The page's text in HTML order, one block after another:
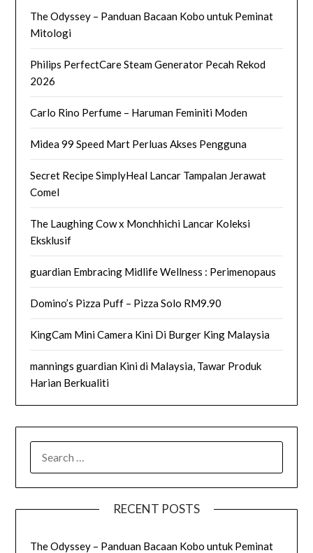
The Odyssey – Panduan Bacaan Kobo untuk Peminat
Mitologi
Philips PerfectCare Steam Generator Pecah Rekod
2026
Carlo Rino Perfume – Haruman Feminiti Moden
Midea 99 Speed Mart Perluas Akses Pengguna
Secret Recipe SimplyHeal Lancar Tampalan Jerawat
Comel
The Laughing Cow x Monchhichi Lancar Koleksi
Eksklusif
guardian Embracing Midlife Wellness : Perimenopaus
Domino’s Pizza Puff – Pizza Solo RM9.90
KingCam Mini Camera Kini Di Burger King Malaysia
mannings guardian Kini di Malaysia, Tawar Produk
Harian Berkualiti
FOR:
RECENT POSTS
The Odyssey – Panduan Bacaan Kobo untuk Peminat